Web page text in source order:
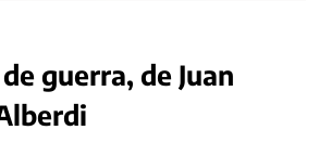
guerra, de Juan